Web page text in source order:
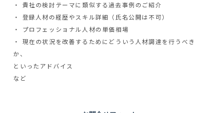
・ 貴社の検討テーマに類似する過去事例のご紹介
・ 登録人材の経歴やスキル詳細（氏名公開は不可）
・ プロフェッショナル人材の単価相場
・ 現在の状況を改善するためにどういう人材調達を行うべき
か、
といったアドバイス
など